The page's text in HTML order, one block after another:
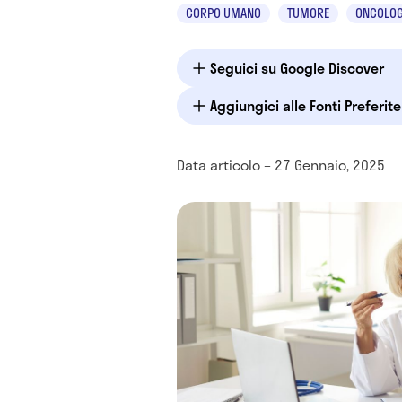
CORPO UMANO TUMORE
Seguici su Google Discover
Aggiungici alle Fonti
Data articolo – 27 Gennaio, 2025